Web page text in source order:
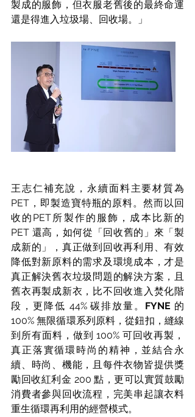
製成的服飾，但衣服老舊後的最終命運
還是得進入垃圾場、回收場。」
王志仁補充說，永續面料主要材質為
PET，即製造寶特瓶的原料。然而以回
收的PET所製作的服飾，成本比新的
PET 還高，如何從「回收舊的」來「製
成新的」，真正做到回收再利用、有效
降低對新原料的需求及環境成本，才是
真正解決舊衣垃圾問題的解決方案，且
舊衣再製成新衣，比不回收進入焚化階
段，更降低 44% 碳排放量。 FYNE 的
100% 無限循環系列原料，從鈕扣，縫線
到所有面料，做到 100% 可回收再製，
真正落實循環時尚的精神，並結合永
續、時尚、機能，且每件衣物皆提供獎
勵回收紅利金 200 點，更可以實質鼓勵
消費者參與回收流程，完美串起讓衣料
重生循環再利用的經營模式。